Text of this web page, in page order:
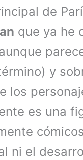
de
que ya he
y
los
es una
ni el